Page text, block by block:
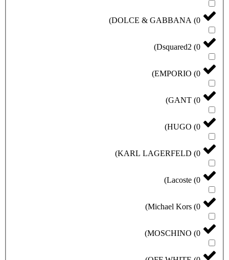
DOLCE & GABBANA (0
)
Dsquared2 (0
)
EMPORIO (0
)
GANT (0
)
HUGO (0
)
KARL LAGERFELD (0
)
Lacoste (0
)
Michael Kors (0
)
MOSCHINO (0
)